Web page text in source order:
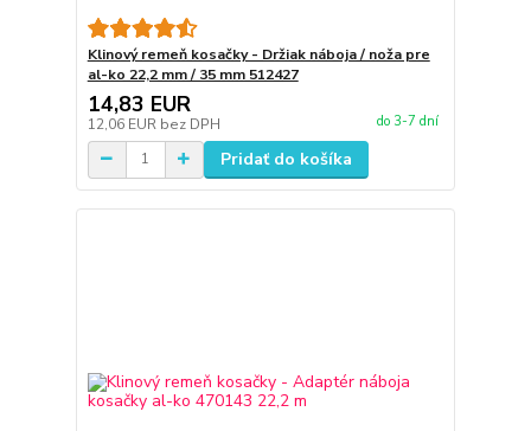
Klinový remeň kosačky - Držiak náboja / noža pre
al-ko 22,2 mm / 35 mm 512427
14,83 EUR
12,06 EUR bez DPH do 3-7 dní
Pridať do košíka